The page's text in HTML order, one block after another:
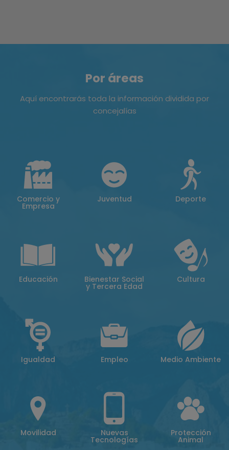
Por áreas
Aquí encontrarás toda la información dividida por
concejalías
Comercio y
Empresa
Juventud Deporte
Educación Bienestar Social
y Tercera Edad
Cultura
Igualdad Empleo Medio Ambiente
Movilidad Nuevas
Tecnologías
Protección
Animal